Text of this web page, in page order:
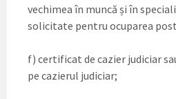
vechimea în muncă și în
solicitate pentru ocuparea
f) certificat de cazier judiciar
pe cazierul judiciar;